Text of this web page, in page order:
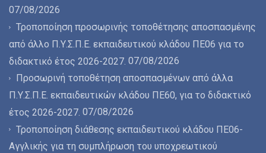
07/08/2026
Τροποποίηση προσωρινής τοποθέτησης αποσπασμένης
από άλλο Π.Υ.Σ.Π.Ε. εκπαιδευτικού κλάδου ΠΕ06 για το
διδακτικό έτος 2026-2027. 07/08/2026
Προσωρινή τοποθέτηση αποσπασμένων από άλλα
Π.Υ.Σ.Π.Ε. εκπαιδευτικών κλάδου ΠΕ60, για το διδακτικό
έτος 2026-2027. 07/08/2026
Τροποποίηση διάθεσης εκπαιδευτικού κλάδου ΠΕ06-
Αγγλικής για τη συμπλήρωση του υποχρεωτικού